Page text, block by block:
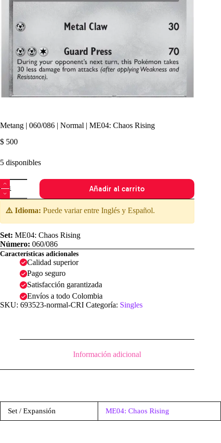
Metang | 060/086 | Normal | ME04: Chaos Rising
$ 500
5 disponibles
Metang
|
060/086
|
ME04:
Chaos
Rising
cantidad
Añadir al carrito
⚠️ Idioma: Puede variar entre Inglés y Español.
Set: ME04: Chaos Rising
Número: 060/086
Características adicionales
Calidad superior
Pago seguro
Satisfacción garantizada
Envíos a todo Colombia
SKU: 693523-normal-CRI Categoría: Singles
Información adicional
Set / Expansión ME04: Chaos Rising